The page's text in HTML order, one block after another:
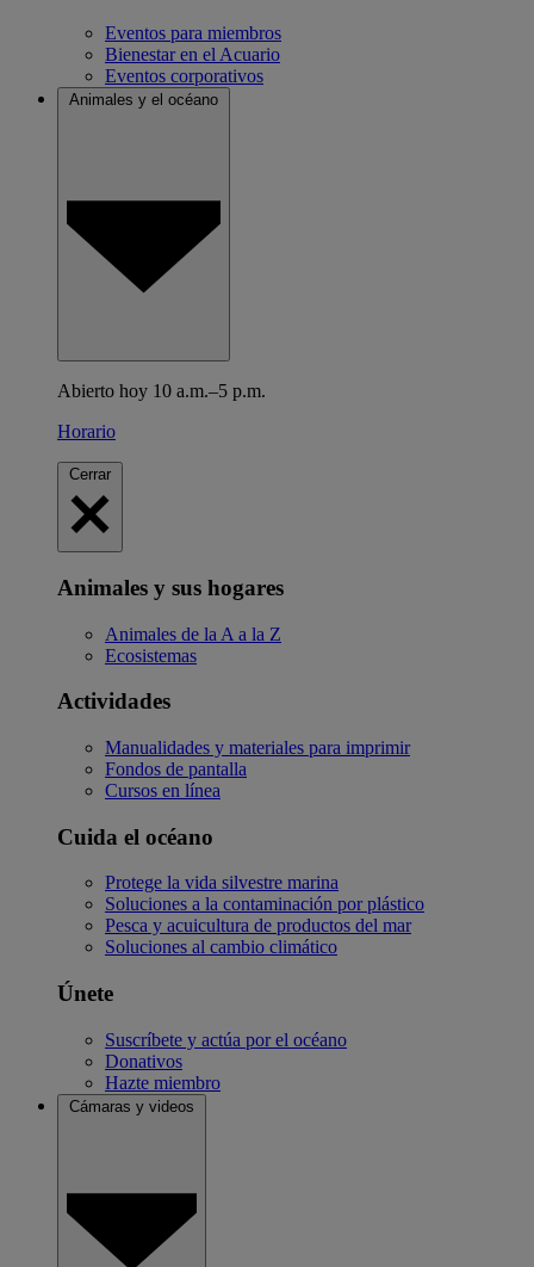
Eventos para miembros
Bienestar en el Acuario
Eventos corporativos
Animales y el océano
Abierto hoy 10 a.m.–5 p.m.
Horario
Cerrar
Animales y sus hogares
Animales de la A a la Z
Ecosistemas
Actividades
Manualidades y materiales para imprimir
Fondos de pantalla
Cursos en línea
Cuida el océano
Protege la vida silvestre marina
Soluciones a la contaminación por plástico
Pesca y acuicultura de productos del mar
Soluciones al cambio climático
Únete
Suscríbete y actúa por el océano
Donativos
Hazte miembro
Cámaras y videos